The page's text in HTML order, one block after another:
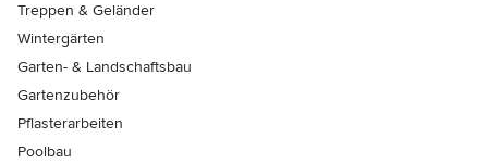
Treppen & Geländer
Wintergärten
Garten- & Landschaftsbau
Gartenzubehör
Pflasterarbeiten
Poolbau